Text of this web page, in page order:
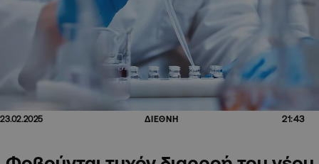
23.02.2025 ΔΙΕΘΝΗ 21:43